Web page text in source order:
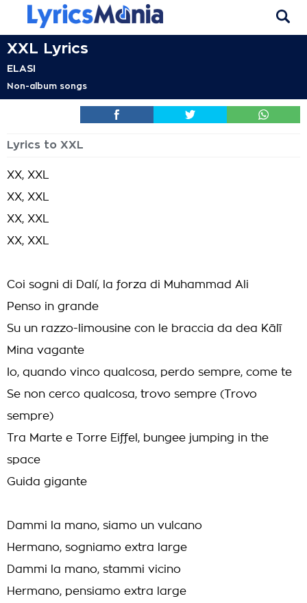
XXL Lyrics
ELASI
Non-album songs
Lyrics to XXL
XX, XXL
XX, XXL
XX, XXL
XX, XXL
Coi sogni di Dalí, la forza di Muhammad Ali
Penso in grande
Su un razzo-limousine con le braccia da dea Kālī
Mina vagante
Io, quando vinco qualcosa, perdo sempre, come te
Se non cerco qualcosa, trovo sempre (Trovo
sempre)
Tra Marte e Torre Eiffel, bungee jumping in the
space
Guida gigante
Dammi la mano, siamo un vulcano
Hermano, sogniamo extra large
Dammi la mano, stammi vicino
Hermano, pensiamo extra large